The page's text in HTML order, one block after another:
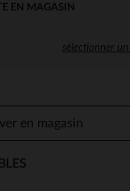
EN MAGASIN
sélectionner
en magasin